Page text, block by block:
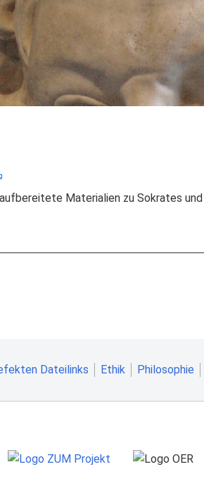
Materialien zu Sokrates
Dateilinks Ethik Philosophie